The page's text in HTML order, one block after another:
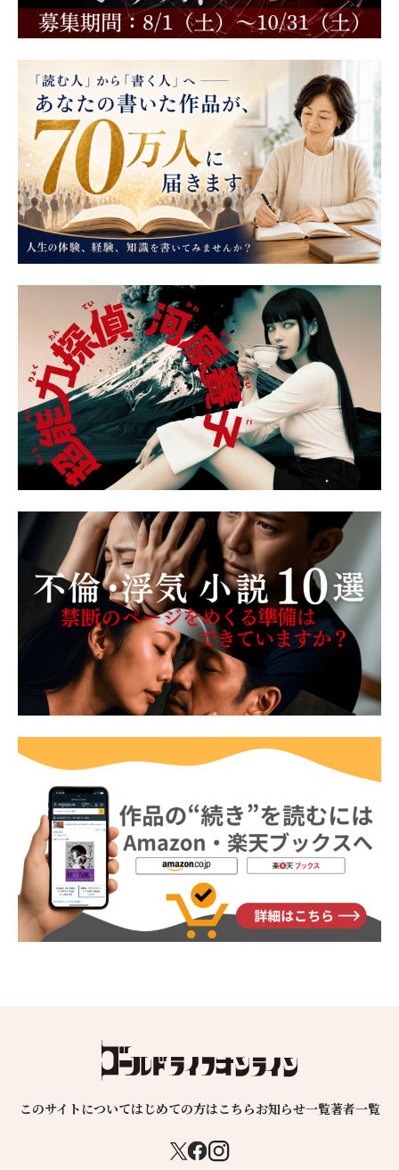
このサイトについてはじめての方はこちらお知らせ一覧著者一覧